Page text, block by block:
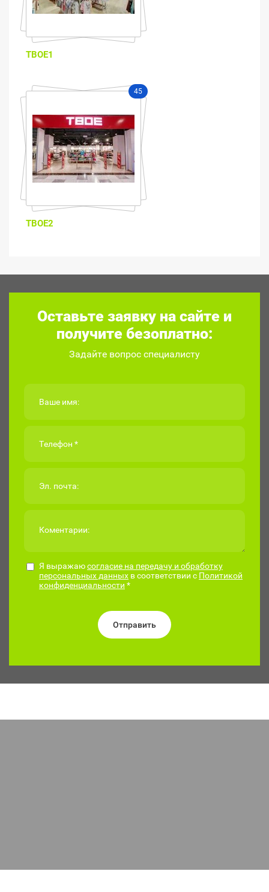
ТВОЕ1
45
ТВОЕ2
Оставьте заявку на сайте и
получите безоплатно:
Задайте вопрос специалисту
Я выражаюсогласие на передачу и обработку
персональных данных в соответствии с Политикой
конфиденциальности *
Отправить